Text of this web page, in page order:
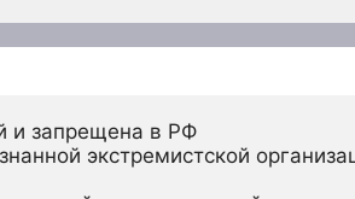
и запрещена в РФ
экстремистской